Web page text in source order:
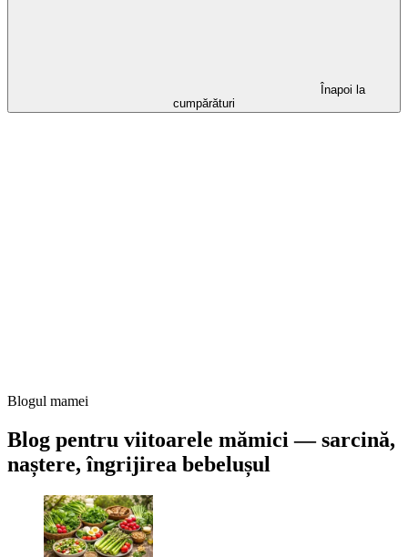
Înapoi la
cumpărături
Blogul mamei
Blog pentru viitoarele mămici — sarcină,
naștere, îngrijirea bebelușul